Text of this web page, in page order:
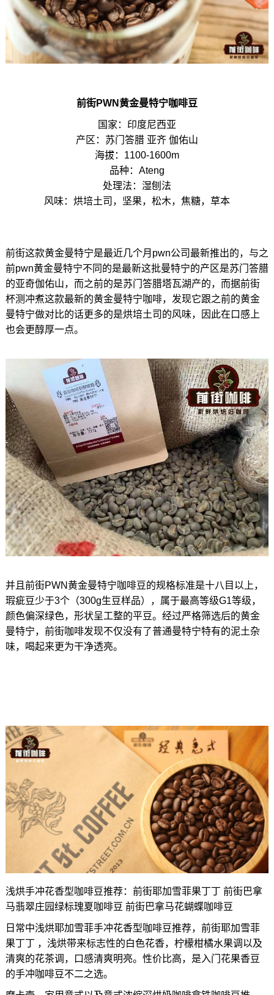
前街PWN黄金曼特宁咖啡豆
国家：印度尼西亚
产区：苏门答腊 亚齐 伽佑山
海拔：1100-1600m
品种：Ateng
处理法：湿刨法
风味：烘培土司，坚果，松木，焦糖，草本
前街这款黄金曼特宁是最近几个月pwn公司最新推出的，与之
前pwn黄金曼特宁不同的是最新这批曼特宁的产区是苏门答腊
的亚奇伽佑山，而之前的是苏门答腊塔瓦湖产的，而据前街
杯测冲煮这款最新的黄金曼特宁咖啡，发现它跟之前的黄金
曼特宁做对比的话更多的是烘培土司的风味，因此在口感上
也会更醇厚一点。
并且前街PWN黄金曼特宁咖啡豆的规格标准是十八目以上，
瑕疵豆少于3个（300g生豆样品），属于最高等级G1等级，
颜色偏深绿色，形状呈工整的平豆。经过严格筛选后的黄金
曼特宁，前街咖啡发现不仅没有了普通曼特宁特有的泥土杂
味，喝起来更为干净透亮。
浅烘手冲花香型咖啡豆推荐：前街耶加雪菲果丁丁 前街巴拿
马翡翠庄园绿标瑰夏咖啡豆 前街巴拿马花蝴蝶咖啡豆
日常中浅烘耶加雪菲手冲花香型咖啡豆推荐，前街耶加雪菲
果丁丁 ，浅烘带来标志性的白色花香，柠檬柑橘水果调以及
清爽的花茶调，口感清爽明亮。性价比高，是入门花果香豆
的手冲咖啡豆不二之选。